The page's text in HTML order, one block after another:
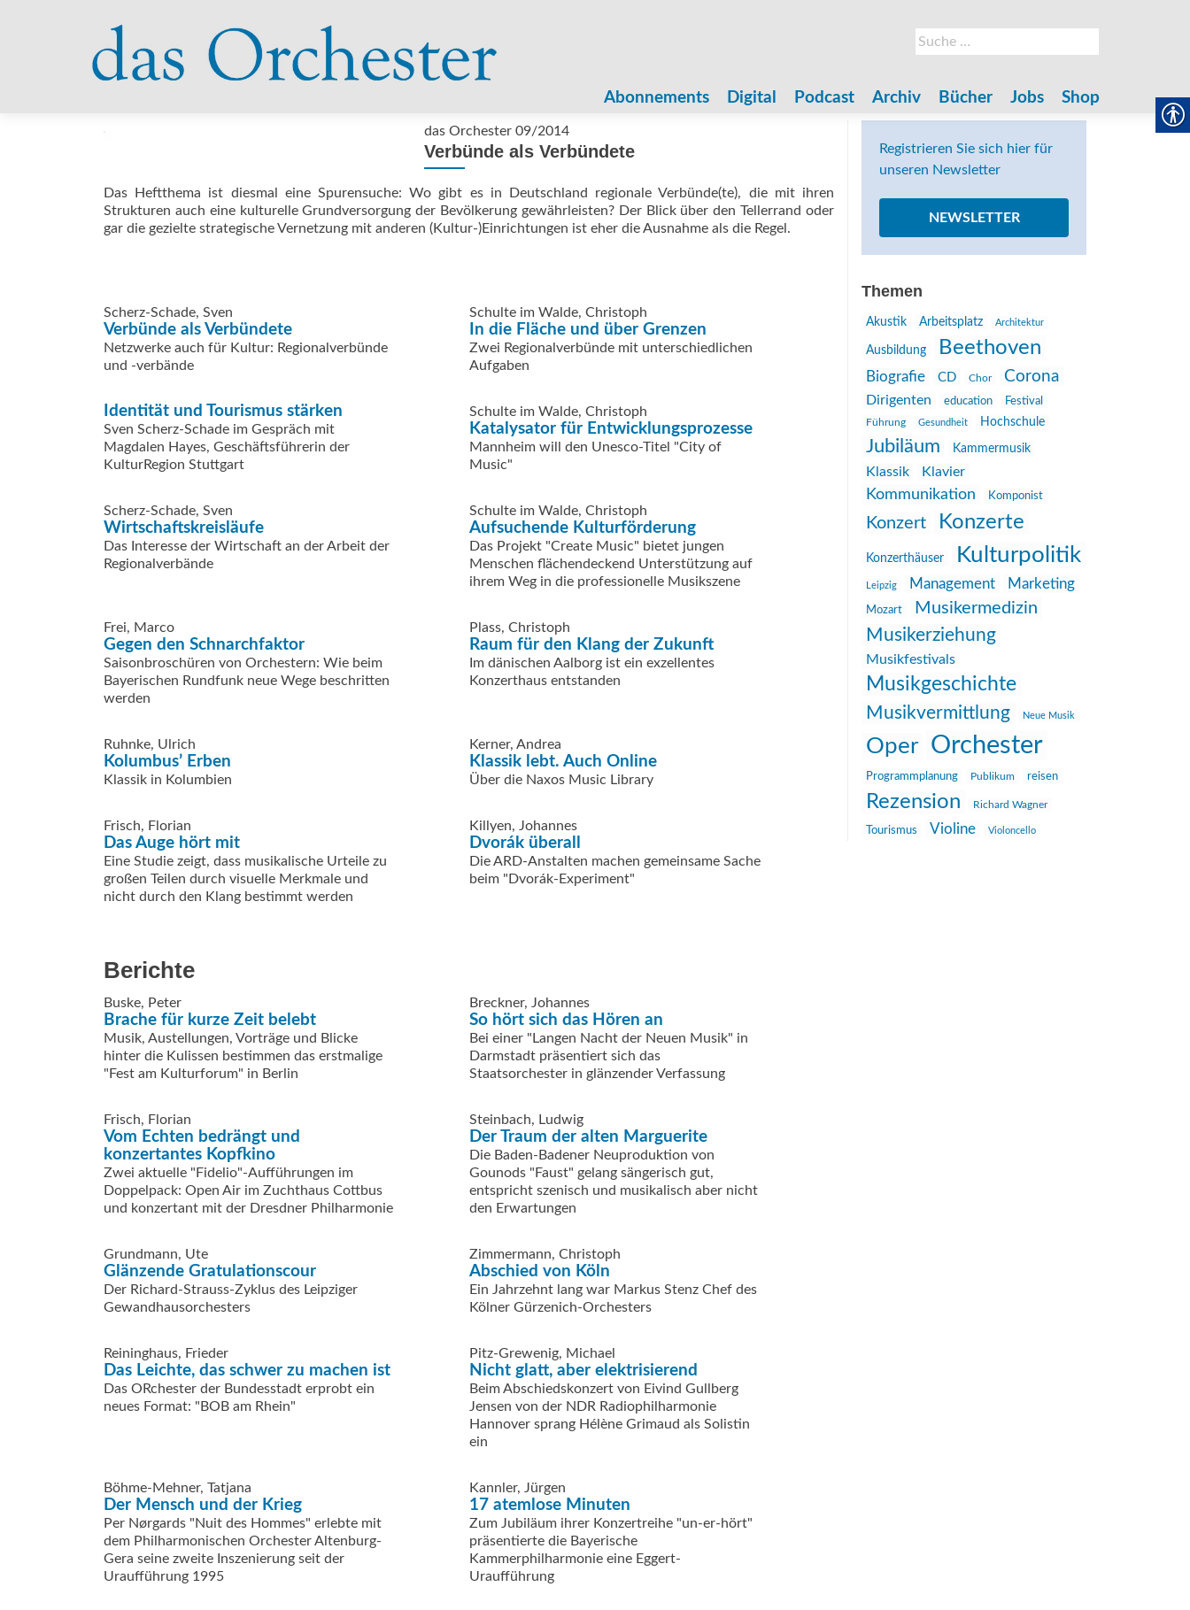
Suche
nach:
Abonnements Digital Podcast Archiv Bücher Jobs Shop
das Orchester 09/2014
Verbünde als Verbündete
Das Heftthema ist diesmal eine Spurensuche: Wo gibt es in Deutschland regionale Verbünde(te), die mit ihren
Strukturen auch eine kulturelle Grundversorgung der Bevölkerung gewährleisten? Der Blick über den Tellerrand oder
gar die gezielte strategische Vernetzung mit anderen (Kultur-)Einrichtungen ist eher die Ausnahme als die Regel.
Scherz-Schade, Sven
Verbünde als Verbündete
Netzwerke auch für Kultur: Regionalverbünde
und -verbände
Schulte im Walde, Christoph
In die Fläche und über Grenzen
Zwei Regionalverbünde mit unterschiedlichen
Aufgaben
Identität und Tourismus stärken
Sven Scherz-Schade im Gespräch mit
Magdalen Hayes, Geschäftsführerin der
KulturRegion Stuttgart
Schulte im Walde, Christoph
Katalysator für Entwicklungsprozesse
Mannheim will den Unesco-Titel "City of
Music"
Scherz-Schade, Sven
Wirtschaftskreisläufe
Das Interesse der Wirtschaft an der Arbeit der
Regionalverbände
Schulte im Walde, Christoph
Aufsuchende Kulturförderung
Das Projekt "Create Music" bietet jungen
Menschen flächendeckend Unterstützung auf
ihrem Weg in die professionelle Musikszene
Frei, Marco
Gegen den Schnarchfaktor
Saisonbroschüren von Orchestern: Wie beim
Bayerischen Rundfunk neue Wege beschritten
werden
Plass, Christoph
Raum für den Klang der Zukunft
Im dänischen Aalborg ist ein exzellentes
Konzerthaus entstanden
Ruhnke, Ulrich
Kolumbus’ Erben
Klassik in Kolumbien
Kerner, Andrea
Klassik lebt. Auch Online
Über die Naxos Music Library
Frisch, Florian
Das Auge hört mit
Eine Studie zeigt, dass musikalische Urteile zu
großen Teilen durch visuelle Merkmale und
nicht durch den Klang bestimmt werden
Killyen, Johannes
Dvorák überall
Die ARD-Anstalten machen gemeinsame Sache
beim "Dvorák-Experiment"
Berichte
Buske, Peter
Brache für kurze Zeit belebt
Musik, Austellungen, Vorträge und Blicke
hinter die Kulissen bestimmen das erstmalige
"Fest am Kulturforum" in Berlin
Breckner, Johannes
So hört sich das Hören an
Bei einer "Langen Nacht der Neuen Musik" in
Darmstadt präsentiert sich das
Staatsorchester in glänzender Verfassung
Frisch, Florian
Vom Echten bedrängt und
konzertantes Kopfkino
Zwei aktuelle "Fidelio"-Aufführungen im
Doppelpack: Open Air im Zuchthaus Cottbus
und konzertant mit der Dresdner Philharmonie
Steinbach, Ludwig
Der Traum der alten Marguerite
Die Baden-Badener Neuproduktion von
Gounods "Faust" gelang sängerisch gut,
entspricht szenisch und musikalisch aber nicht
den Erwartungen
Grundmann, Ute
Glänzende Gratulationscour
Der Richard-Strauss-Zyklus des Leipziger
Gewandhausorchesters
Zimmermann, Christoph
Abschied von Köln
Ein Jahrzehnt lang war Markus Stenz Chef des
Kölner Gürzenich-Orchesters
Reininghaus, Frieder
Das Leichte, das schwer zu machen ist
Das ORchester der Bundesstadt erprobt ein
neues Format: "BOB am Rhein"
Pitz-Grewenig, Michael
Nicht glatt, aber elektrisierend
Beim Abschiedskonzert von Eivind Gullberg
Jensen von der NDR Radiophilharmonie
Hannover sprang Hélène Grimaud als Solistin
ein
Böhme-Mehner, Tatjana
Der Mensch und der Krieg
Per Nørgards "Nuit des Hommes" erlebte mit
dem Philharmonischen Orchester Altenburg-
Gera seine zweite Inszenierung seit der
Uraufführung 1995
Kannler, Jürgen
17 atemlose Minuten
Zum Jubiläum ihrer Konzertreihe "un-er-hört"
präsentierte die Bayerische
Kammerphilharmonie eine Eggert-
Uraufführung
Registrieren Sie sich hier für
unseren Newsletter
NEWSLETTER
Themen
Akustik Arbeitsplatz Architektur
Ausbildung Beethoven
Biografie CD Chor Corona
Dirigenten education
Festival
Führung
Gesundheit Hochschule
Jubiläum Kammermusik
Klassik Klavier
Kommunikation Komponist
Konzert Konzerte
Konzerthäuser Kulturpolitik
Leipzig Management Marketing
Mozart Musikermedizin
Musikerziehung
Musikfestivals
Musikgeschichte
Musikvermittlung Neue Musik
Oper Orchester
Programmplanung Publikum reisen
Rezension Richard Wagner
Tourismus Violine Violoncello